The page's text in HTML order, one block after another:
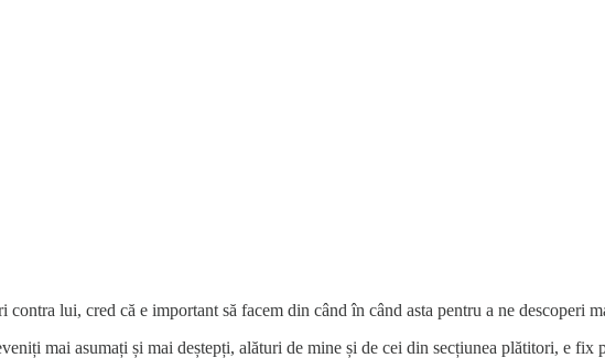
lui, cred că e important să facem din când în când asta pentru a ne descoperi
mai asumați și mai deștepți, alături de mine și de cei din secțiunea plătitori, e fix